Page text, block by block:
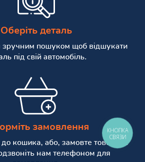
Оберіть деталь
зручним пошуком щоб відшукати
під свій автомобіль.
замовлення
кошика, або, замовте товар в 1
нам телефоном для
КНОПКА
СВЯЗИ